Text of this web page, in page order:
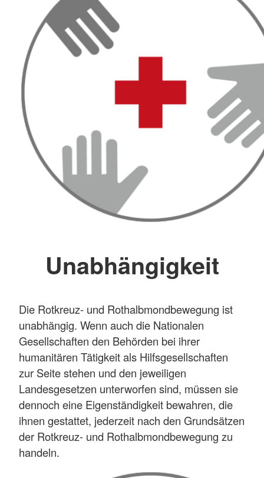
Unabhängigkeit
Die Rotkreuz- und Rothalbmondbewegung ist
unabhängig. Wenn auch die Nationalen
Gesellschaften den Behörden bei ihrer
humanitären Tätigkeit als Hilfsgesellschaften
zur Seite stehen und den jeweiligen
Landesgesetzen unterworfen sind, müssen sie
dennoch eine Eigenständigkeit bewahren, die
ihnen gestattet, jederzeit nach den Grundsätzen
der Rotkreuz- und Rothalbmondbewegung zu
handeln.